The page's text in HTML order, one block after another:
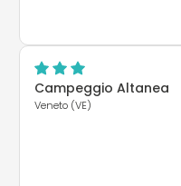
Campeggio Altanea
Veneto (VE)